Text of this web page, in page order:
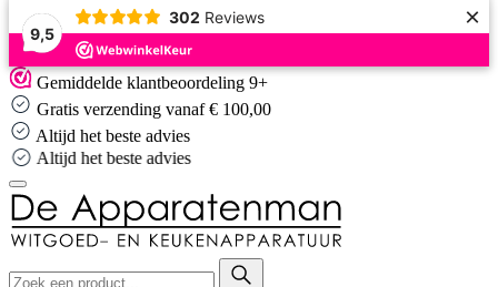
9,5
302 Reviews ×
Skip
to
content
Gemiddelde klantbeoordeling 9+
Gratis verzending vanaf € 100,00
Altijd het beste advies
Altijd het beste advies